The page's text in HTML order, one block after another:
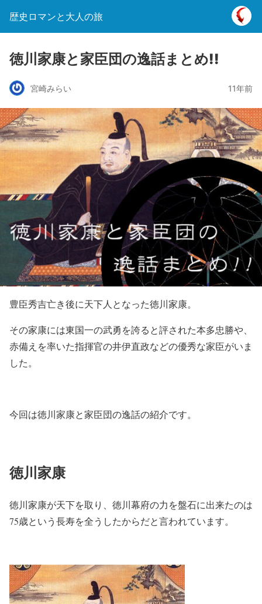
歴史ロマンと大人の旅
徳川家康と家臣団の逸話まとめ!!
宮崎みらい 11年前
豊臣秀吉亡き後に天下人となった徳川家康。
その家康には東国一の武勇を誇ると評された本多忠勝や、
赤備えを率いた指揮官の井伊直政などの優秀な家臣がいま
した。
今回は徳川家康と家臣団の逸話の紹介です。
徳川家康
徳川家康が天下を取り、徳川幕府の力を盤石に出来たのは
75歳という長寿を全うしたからだと言われています。